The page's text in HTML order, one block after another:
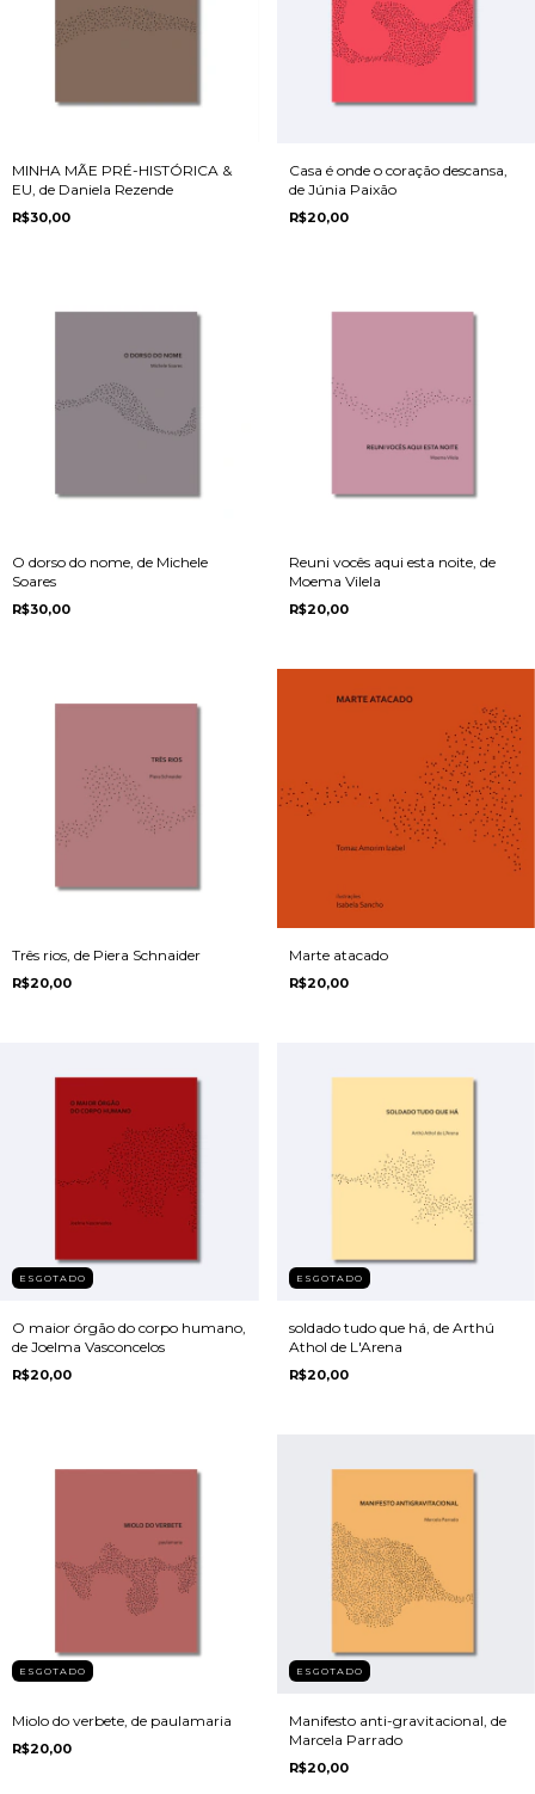
MINHA MÃE PRÉ-HISTÓRICA &
EU, de Daniela Rezende
R$30,00
Casa é onde o coração descansa,
de Júnia Paixão
R$20,00
O dorso do nome, de Michele
Soares
R$30,00
Reuni vocês aqui esta noite, de
Moema Vilela
R$20,00
Três rios, de Piera Schnaider
R$20,00
Marte atacado
R$20,00
ESGOTADO
O maior órgão do corpo humano,
de Joelma Vasconcelos
R$20,00
ESGOTADO
soldado tudo que há, de Arthú
Athol de L'Arena
R$20,00
ESGOTADO
Miolo do verbete, de paulamaria
R$20,00
ESGOTADO
Manifesto anti-gravitacional, de
Marcela Parrado
R$20,00